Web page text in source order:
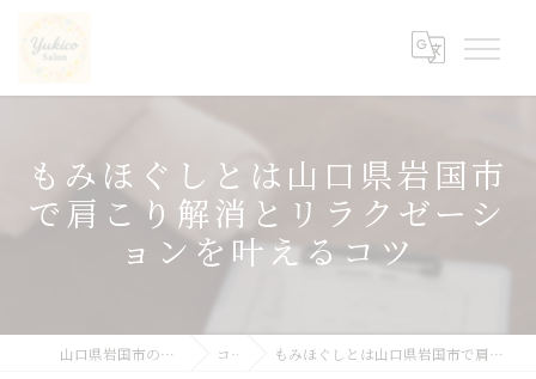
もみほぐしとは山口県岩国市
で肩こり解消とリラクゼーシ
ョンを叶えるコツ
山口県岩国市の整体ならyukicoサロン コラム もみほぐしとは山口県岩国市で肩こり解消とリラクゼーションを叶えるコツ